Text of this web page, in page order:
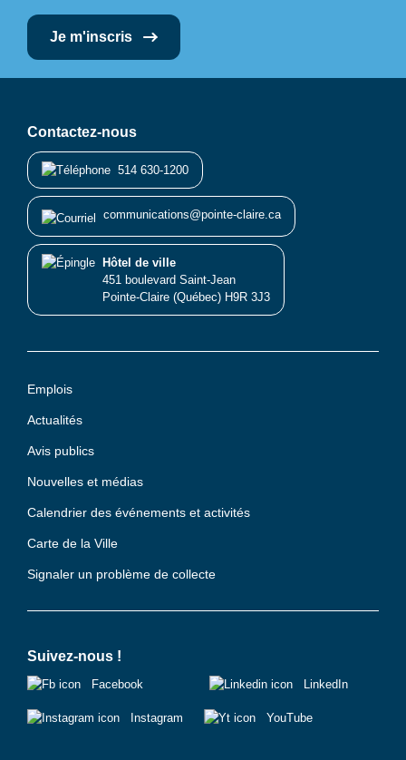
Je m'inscris
Emplois
Actualités
Avis publics
Nouvelles et médias
Calendrier des événements et activités
Carte de la Ville
Signaler un problème de collecte
Contactez-nous
514 630-1200
communications@pointe-claire.ca
Hôtel de ville
451 boulevard Saint-Jean
Pointe-Claire (Québec) H9R 3J3
Suivez-nous !
Facebook
Instagram
LinkedIn
YouTube